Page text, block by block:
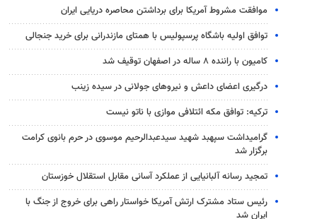
موافقت مشروط آمریکا برای برداشتن محاصره دریایی ایران
توافق اولیه باشگاه پرسپولیس با همتای مازندرانی برای خرید جنجالی
کامیون با راننده ۸ ساله در اصفهان توقیف شد
درگیری اعضای داعش و نیروهای جولانی در سیده زینب
ترکیه: توافق مکه ائتلافی موازی با ناتو نیست
گرامیداشت سپهبد شهید سیدعبدالرحیم موسوی در حرم بانوی کرامت
برگزار شد
تمجید رسانه آلبانیایی از عملکرد آسانی مقابل استقلال خوزستان
رئیس ستاد مشترک ارتش آمریکا خواستار راهی برای خروج از جنگ با
ایران شد